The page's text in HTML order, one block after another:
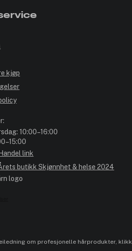
kjøp
10:00–16:00
om profesjonelle hårprodukter, klikk